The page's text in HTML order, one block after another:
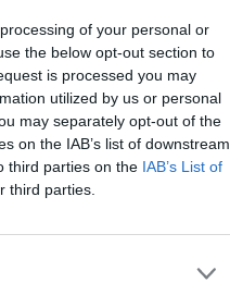
of your personal or
the below opt-out section to
is processed you may
utilized by us or personal
may separately opt-out of the
on the IAB’s list of downstream
third parties on the IAB’s List of
third parties.
teklifleri!